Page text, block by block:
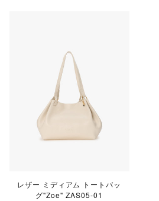
レザー ミディアム トートバッ
グ"Zoe" ZAS05-01